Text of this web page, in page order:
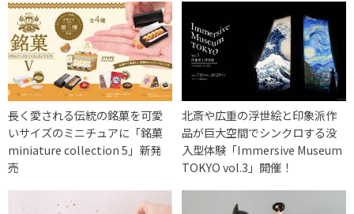
長く愛される伝統の銘菓を可愛
いサイズのミニチュアに「銘菓
miniature collection 5」新発
売
北斎や広重の浮世絵と印象派作
品が巨大空間でシンクロする没
入型体験「Immersive Museum
TOKYO vol.3」開催！